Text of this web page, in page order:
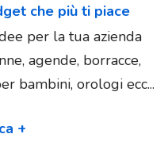
che più ti piace
per la tua azienda
agende, borracce,
bambini, orologi ecc...
+